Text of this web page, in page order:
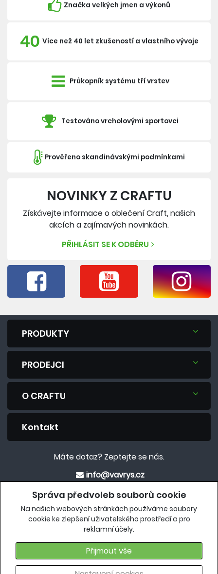
Správa předvoleb souborů cookie
Na našich webových stránkách používáme soubory
cookie ke zlepšení uživatelského prostředí a pro
reklamní účely.
Přijmout vše
Značka velkých jmen a výkonů
40 Více než 40 let zkušeností a vlastního vývoje
Průkopník systému tří vrstev
Testováno vrcholovými sportovci
Prověřeno skandinávskými podmínkami
NOVINKY Z CRAFTU
Získávejte informace o oblečení Craft, našich
akcích a zajímavých novinkách.
PŘIHLÁSIT SE K ODBĚRU
PRODUKTY
PRODEJCI
O CRAFTU
Kontakt
Máte dotaz? Zeptejte se nás.
info@vavrys.cz
+420 575 570 913
Eshop
crafteshop.vavrys.cz